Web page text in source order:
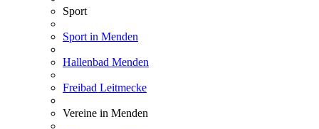
Sport
Sport in Menden
Hallenbad Menden
Freibad Leitmecke
Vereine in Menden